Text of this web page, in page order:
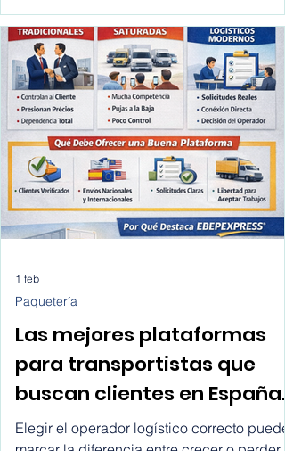
academica
artificial en la investigación académica,
desde la definición del tema hasta la
redacción final, incluyendo buenas
prácticas, errores comunes y
recomendaciones para investigadores,
estudiantes de posgrado y académicos.
Las mejores plataformas
para transportistas que
buscan clientes en España,
Paquetería